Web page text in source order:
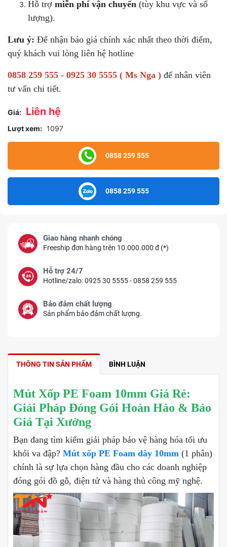
Hỗ trợ miễn phí vận chuyển (tùy khu vực và số
lượng).
Lưu ý: Để nhận báo giá chính xác nhất theo thời điểm,
quý khách vui lòng liên hệ hotline
0858 259 555 - 0925 30 5555 ( Ms Nga ) để nhân viên
tư vấn chi tiết.
Giá: Liên hệ
Lượt xem: 1097
0858 259 555
0858 259 555
Giao hàng nhanh chóng
Freeship đơn hàng trên 10.000.000 đ (*)
Hỗ trợ 24/7
Hotline/zalo: 0925 30 5555 - 0858 259 555
Bảo đảm chất lượng
Sản phẩm bảo đảm chất lượng.
THÔNG TIN SẢN PHẨM BÌNH LUẬN
Mút Xốp PE Foam 10mm Giá Rẻ:
Giải Pháp Đóng Gói Hoàn Hảo & Báo
Giá Tại Xưởng
Bạn đang tìm kiếm giải pháp bảo vệ hàng hóa tối ưu
khỏi va đập? Mút xốp PE Foam dày 10mm (1 phân)
chính là sự lựa chọn hàng đầu cho các doanh nghiệp
đóng gói đồ gỗ, điện tử và hàng thủ công mỹ nghệ.